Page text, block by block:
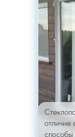
отличие
способы